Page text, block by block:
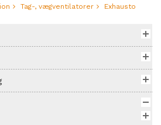
Tag-, vægventilatorer Exhausto